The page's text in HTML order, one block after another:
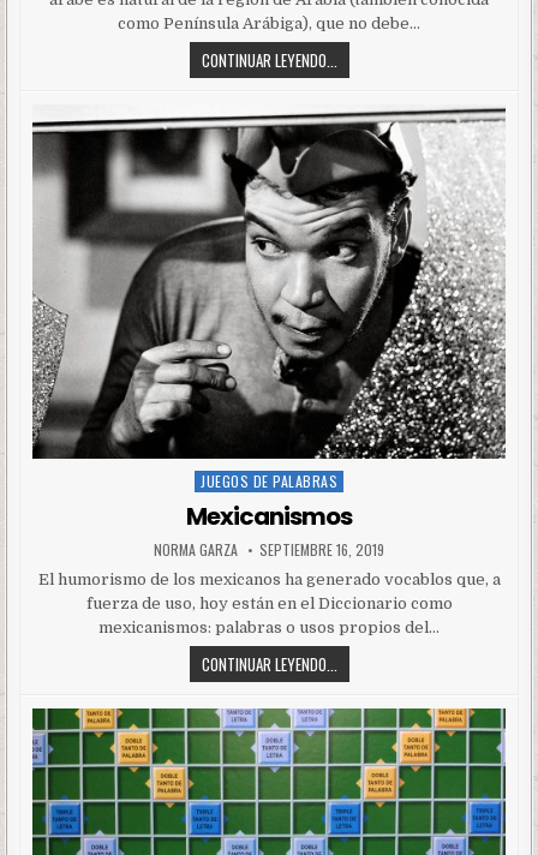
como Península Arábiga), que no debe…
CONTINUAR LEYENDO...
Posted
in
JUEGOS DE PALABRAS
Mexicanismos
NORMA GARZA SEPTIEMBRE 16, 2019
El humorismo de los mexicanos ha generado vocablos que, a
fuerza de uso, hoy están en el Diccionario como
mexicanismos: palabras o usos propios del…
CONTINUAR LEYENDO...